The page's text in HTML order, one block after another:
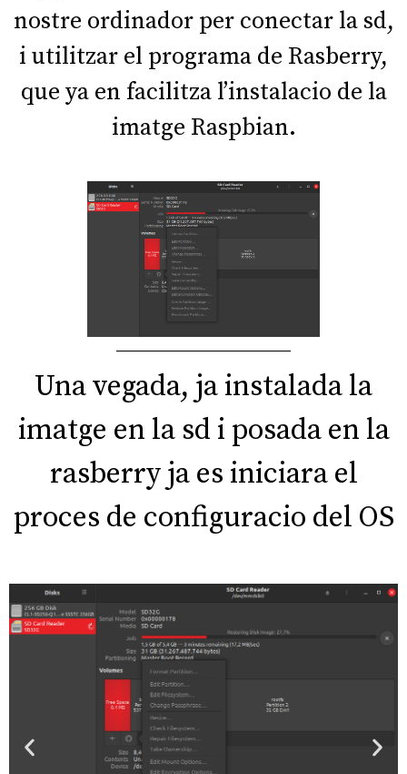
nostre ordinador per conectar la sd,
i utilitzar el programa de Rasberry,
que ya en facilitza l’instalacio de la
imatge Raspbian.
Una vegada, ja instalada la
imatge en la sd i posada en la
rasberry ja es iniciara el
proces de configuracio del OS